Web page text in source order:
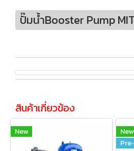
ปั๊มน้ำBooster Pump
สินค้าเกี่ยวข้อง
New
New